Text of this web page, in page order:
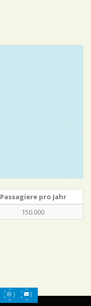
Passagiere pro Jahr
150.000